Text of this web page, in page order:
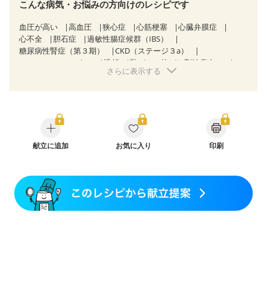
こんな病気・お悩みの方向けのレシピです
血圧が高い 高血圧 狭心症 心筋梗塞
心臓弁膜症
心不全
胆石症
過敏性腸症候群（IBS）
糖尿病性腎症（第３期）
CKD（ステージ３a）
CKD（ステージ３b）
透析
乳がん（抗がん剤治療中）
乳がん（ホルモン療法中）
乳がん（放射線治療中）
ニキビ・肌荒れ
更年期
さらに表示する
献立に追加 お気に入り 印刷